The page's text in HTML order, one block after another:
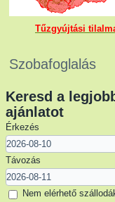
Tűzgyújtási
Szobafoglalás
Keresd a
ajánlatot
Érkezés
Távozás
Nem elérhető